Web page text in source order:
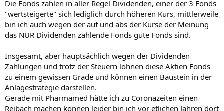
Die Fonds zahlen in aller Regel Dividenden, einer der 3 Fonds
"wertsteigerte" sich lediglich durch höheren Kurs, mittlerweile
bin ich auch wegen der auf und abs der Kurse der Meinung
das NUR Dividenden zahlende Fonds gute Fonds sind.
Insgesamt, aber hauptsächlich wegen der Dividenden
Zahlungen und trotz der Steuern lohnen diese Aktien Fonds
zu einem gewissen Grade und können einen Baustein in der
Anlagestrategie darstellen.
Gerade mit Pharmamed hätte ich zu Coronazeiten einen
Reibach machen können leider bin ich vor etlichen Jahren dort